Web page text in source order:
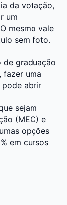
da votação,
um
mesmo vale
sem foto.
de graduação
fazer uma
pode abrir
sejam
(MEC) e
opções
em cursos